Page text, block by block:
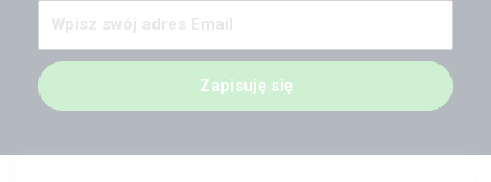
Zapisuję się